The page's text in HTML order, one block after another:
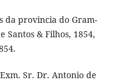
da provincia do Gram-
Santos & Filhos, 1854,
Sr. Dr. Antonio de